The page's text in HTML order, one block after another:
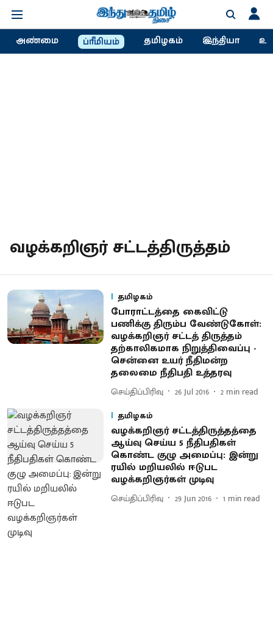
அண்மை ப்ரீமியம் தமிழகம் இந்தியா
வழக்கறிஞர் சட்டத்திருத்தம்
தமிழகம்
போராட்டத்தை கைவிட்டு
பணிக்கு திரும்ப வேண்டுகோள் :
வழக்கறிஞர் சட்டத் திருத்தம்
தற்காலிகமாக நிறுத்திவைப்பு -
சென்னை உயர் நீதிமன்ற
தலைமை நீதிபதி உத்தரவு
செய்திப்பிரிவு 26 Jul 2016 2 min read
தமிழகம்
வழக்கறிஞர் சட்டத்திருத்தத்தை
ஆய்வு செய்ய 5 நீதிபதிகள்
கொண்ட குழு அமைப்பு : இன்று
ரயில் மறியலில் ஈடுபட
வழக்கறிஞர்கள் முடிவு
செய்திப்பிரிவு 29 Jun 2016 1 min read